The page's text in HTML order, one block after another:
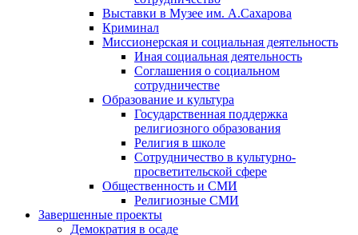
Выставки в Музее им. А.Сахарова
Криминал
Миссионерская и социальная деятельность
Иная социальная деятельность
Соглашения о социальном
сотрудничестве
Образование и культура
Государственная поддержка
религиозного образования
Религия в школе
Сотрудничество в культурно-
просветительской сфере
Общественность и СМИ
Религиозные СМИ
Завершенные проекты
Демократия в осаде